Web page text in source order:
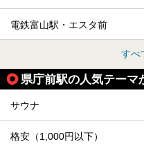
電鉄富山駅・エスタ前
すべ
県庁前駅の人気テーマ
サウナ
格安（1,000円以下）